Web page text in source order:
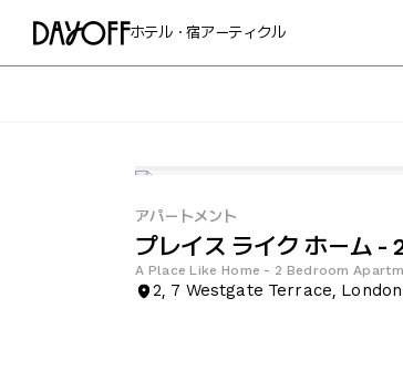
ホテル・宿アーティクル
アパートメント
プレイス ライク ホーム -
A Place Like Home - 2 Bedroom
2, 7 Westgate Terrace, London